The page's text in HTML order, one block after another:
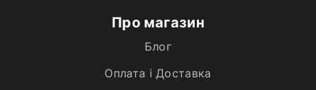
Про магазин
Блог
Оплата і Доставка